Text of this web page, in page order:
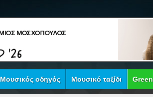
Μουσικός οδηγός Μουσικό ταξίδι